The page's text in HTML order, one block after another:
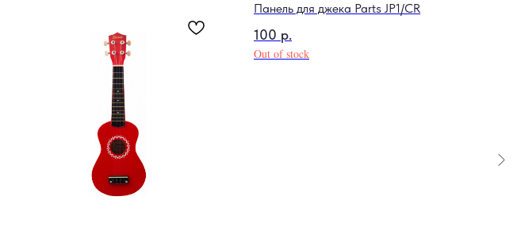
Панель для джека Parts JP1/CR
100 р.
Out of stock